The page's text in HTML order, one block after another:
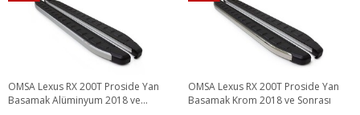
OMSA Lexus RX 200T Proside Yan
Basamak Alüminyum 2018 ve
OMSA Lexus RX 200T Proside Yan
Basamak Krom 2018 ve Sonrası